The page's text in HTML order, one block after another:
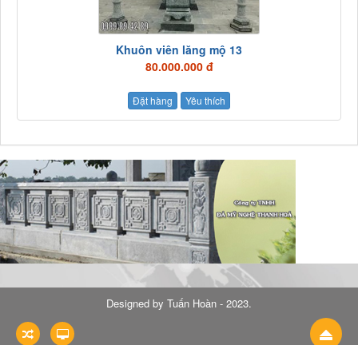
Khuôn viên lăng mộ 13
80.000.000 đ
Đặt hàng Yêu thích
Designed by Tuấn Hoàn - 2023.